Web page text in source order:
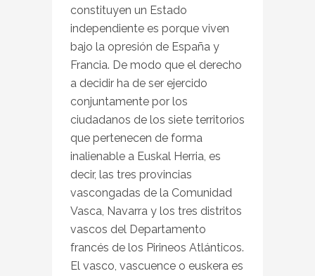
constituyen un Estado
independiente es porque viven
bajo la opresión de España y
Francia. De modo que el derecho
a decidir ha de ser ejercido
conjuntamente por los
ciudadanos de los siete territorios
que pertenecen de forma
inalienable a Euskal Herria, es
decir, las tres provincias
vascongadas de la Comunidad
Vasca, Navarra y los tres distritos
vascos del Departamento
francés de los Pirineos Atlánticos.
El vasco, vascuence o euskera es